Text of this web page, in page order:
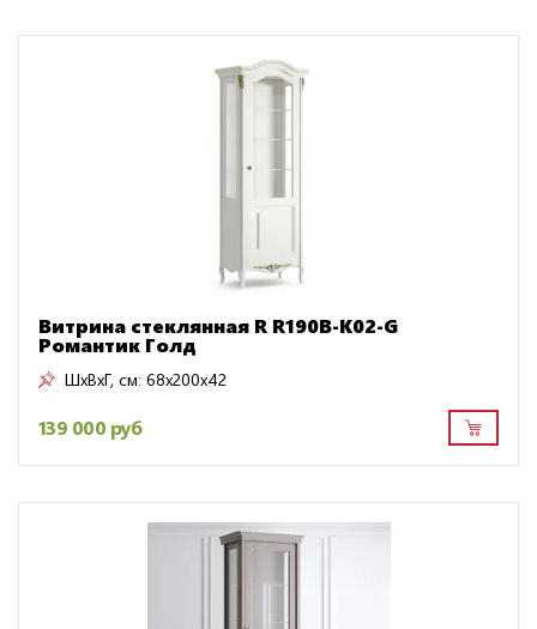
Витрина стеклянная R R190B-K02-G
Романтик Голд
ШxВxГ, см: 68x200x42
139 000 руб